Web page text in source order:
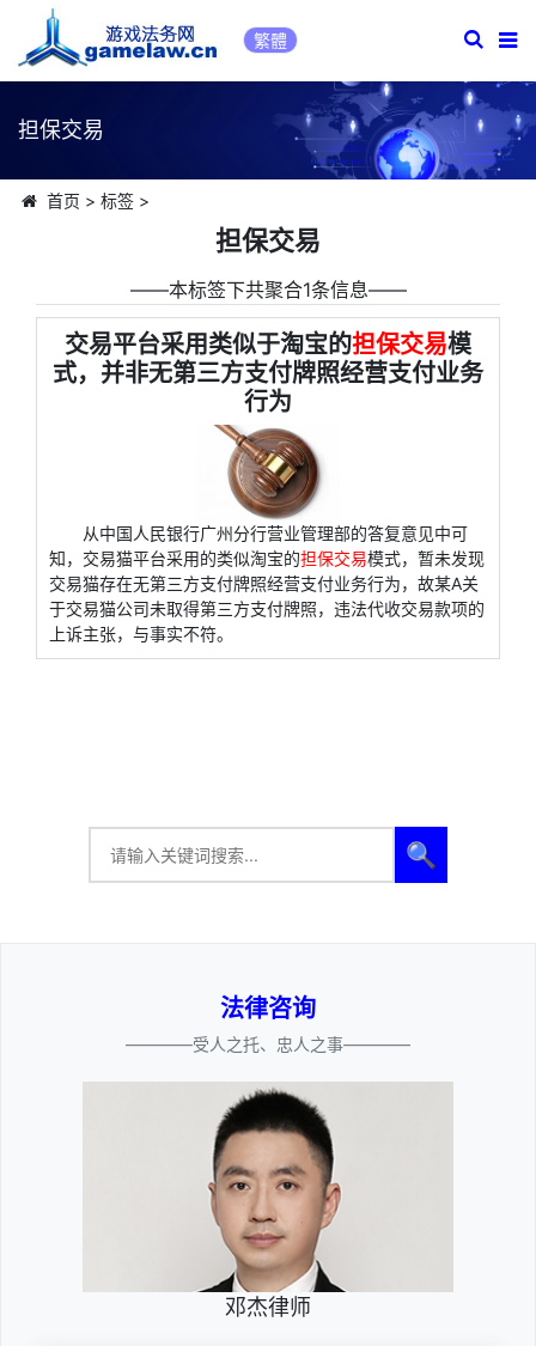
繁體
担保交易
首页 > 标签>
担保交易
――本标签下共聚合1条信息――
交易平台采用类似于淘宝的担保交易模
式，并非无第三方支付牌照经营支付业务
行为
从中国人民银行广州分行营业管理部的答复意见中可
知，交易猫平台采用的类似淘宝的担保交易模式，暂未发现
交易猫存在无第三方支付牌照经营支付业务行为，故某A关
于交易猫公司未取得第三方支付牌照，违法代收交易款项的
上诉主张，与事实不符。
🔍
法律咨询
————受人之托、忠人之事————
邓杰律师